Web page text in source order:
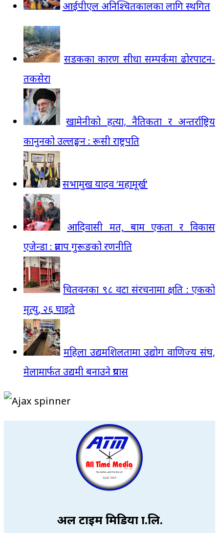
आईपीएल अनिश्चितकालका लागि स्थगित
सडकका कारण सीधा सम्पर्कमा ढोरपाटन-
तकसेरा
खामेनीको हत्या, नैतिकता र अन्तर्राष्ट्रिय
कानुनको उल्लङ्घन : रूसी राष्ट्रपति
सभामुख यादव ‘महामूर्ख’
आदिवासी मत, बाम एकता र विकास
एजेन्डा : प्रताप गुरूङको रणनीति
चितवनका ९८ वटा संरचनामा क्षति : एकको
मृत्यु, २६ घाइते
महिला उद्यमशिलतामा उद्योग वाणिज्य संघ,
मेलामार्फत उद्यमी बनाउने प्रयास
अल टाइम मिडिया प्रा.लि.